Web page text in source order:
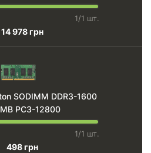
1/1 шт.
14 978 грн
SODIMM DDR3-1600
PC3-12800
1/1 шт.
498 грн